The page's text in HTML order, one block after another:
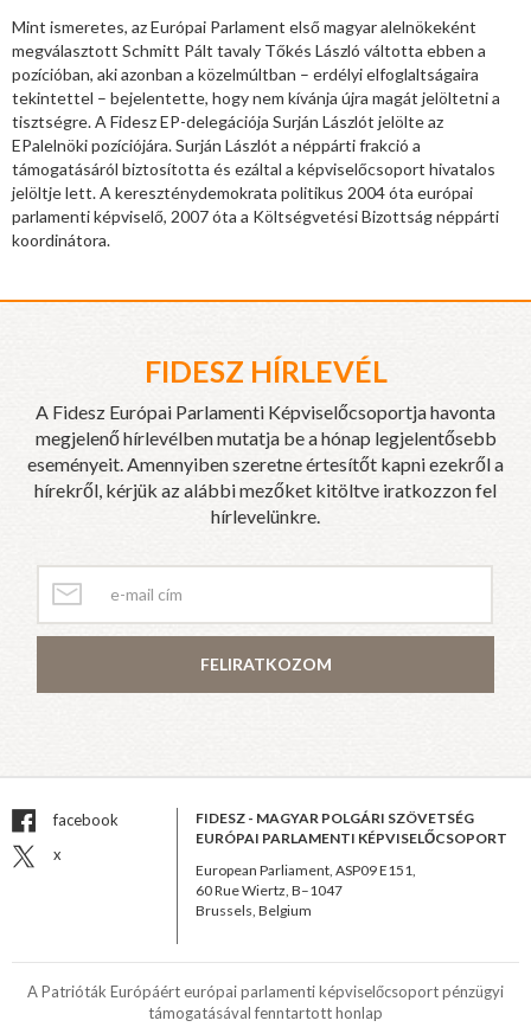
Mint ismeretes, az Európai Parlament első magyar alelnökeként
megválasztott Schmitt Pált tavaly Tőkés László váltotta ebben a
pozícióban, aki azonban a közelmúltban – erdélyi elfoglaltságaira
tekintettel – bejelentette, hogy nem kívánja újra magát jelöltetni a
tisztségre. A Fidesz EP-delegációja Surján Lászlót jelölte az
EPalelnöki pozíciójára. Surján Lászlót a néppárti frakció a
támogatásáról biztosította és ezáltal a képviselőcsoport hivatalos
jelöltje lett. A kereszténydemokrata politikus 2004 óta európai
parlamenti képviselő, 2007 óta a Költségvetési Bizottság néppárti
koordinátora.
FIDESZ HÍRLEVÉL
A Fidesz Európai Parlamenti Képviselőcsoportja havonta
megjelenő hírlevélben mutatja be a hónap legjelentősebb
eseményeit. Amennyiben szeretne értesítőt kapni ezekről a
hírekről, kérjük az alábbi mezőket kitöltve iratkozzon fel
hírlevelünkre.
FELIRATKOZOM
facebook
x
FIDESZ - MAGYAR POLGÁRI SZÖVETSÉG
EURÓPAI PARLAMENTI KÉPVISELŐCSOPORT
European Parliament, ASP09 E151,
60 Rue Wiertz, B–1047
Brussels, Belgium
A Patrióták Európáért európai parlamenti képviselőcsoport pénzügyi
támogatásával fenntartott honlap